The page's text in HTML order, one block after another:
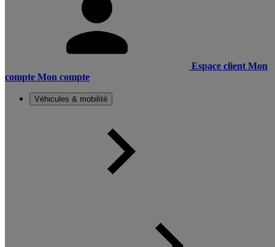
Espace client Mon
compte Mon compte
Véhicules & mobilité